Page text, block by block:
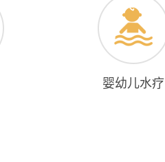
婴幼儿水疗